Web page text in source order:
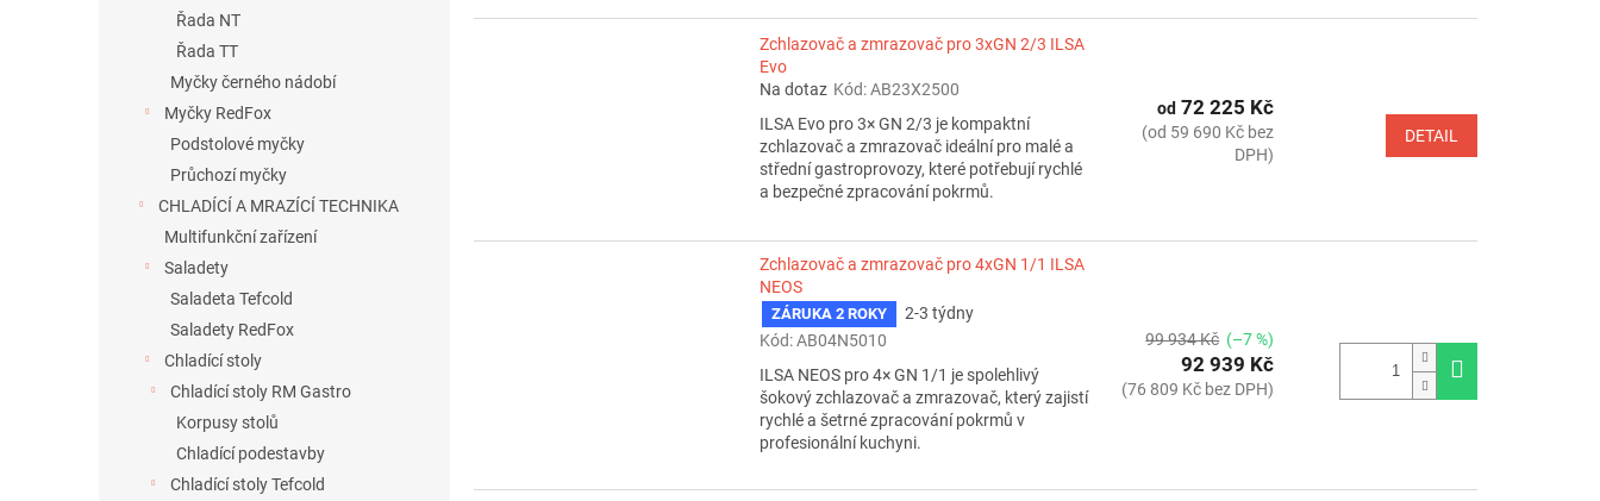
Řada NT
Řada TT
Myčky černého nádobí
Myčky RedFox
Podstolové myčky
Průchozí myčky
CHLADÍCÍ A MRAZÍCÍ TECHNIKA
Multifunkční zařízení
Saladety
Saladeta Tefcold
Saladety RedFox
Chladící stoly
Chladící stoly RM Gastro
Korpusy stolů
Chladící podestavby
Chladící stoly Tefcold
Zchlazovač a zmrazovač pro 3xGN 2/3 ILSA
Evo
Na dotaz Kód:AB23X2500
ILSA Evo pro 3× GN 2/3 je kompaktní
zchlazovač a zmrazovač ideální pro malé a
střední gastroprovozy, které potřebují rychlé
a bezpečné zpracování pokrmů.
od 72 225 Kč
(od 59 690 Kč bez
DPH)
DETAIL
Zchlazovač a zmrazovač pro 4xGN 1/1 ILSA
NEOS
ZÁRUKA 2 ROKY
2-3 týdny
Kód:AB04N5010
ILSA NEOS pro 4× GN 1/1 je spolehlivý
šokový zchlazovač a zmrazovač, který zajistí
rychlé a šetrné zpracování pokrmů v
profesionální kuchyni.
99 934 Kč (–7 %)
92 939 Kč
(76 809 Kč bez DPH)